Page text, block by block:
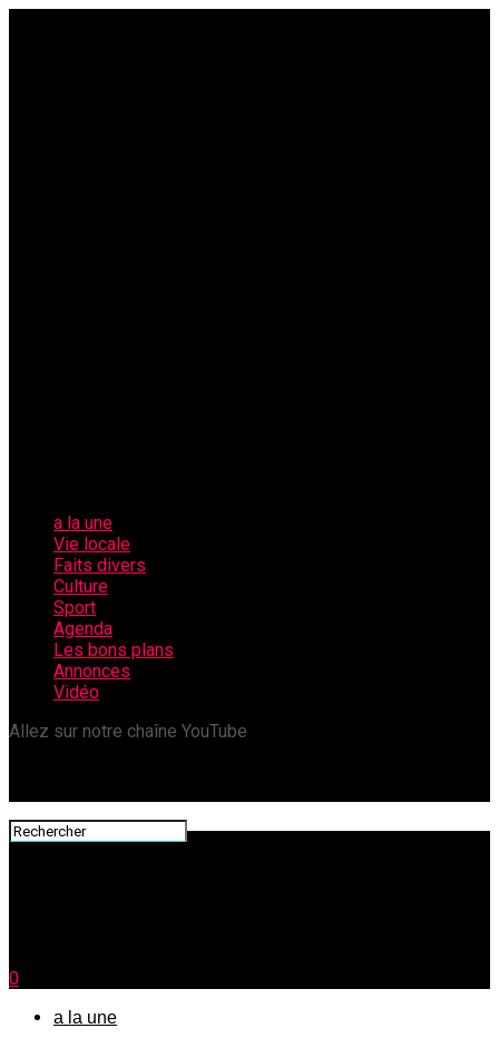
a la une
Vie locale
Faits divers
Culture
Sport
Agenda
Les bons plans
Annonces
Vidéo
Allez sur notre chaîne YouTube
0
a la une